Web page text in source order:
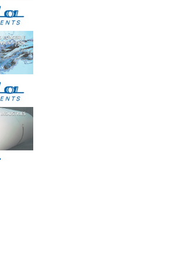
I. Đôi điều về xử lý nước thải ...
OILCOL giám sát chất lượng dầu
tản nhiệ...
nhiệt,...